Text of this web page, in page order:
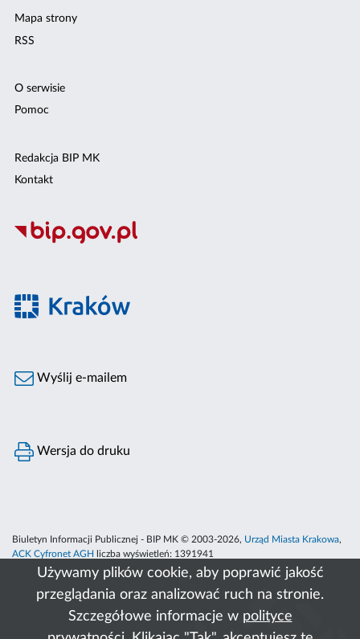
Używamy plików cookie, aby poprawić jakość
przeglądania oraz analizować ruch na stronie.
Szczegółowe informacje w polityce
Mapa strony
RSS
O serwisie
Pomoc
Redakcja BIP MK
Kontakt
Wyślij e-mailem
Wersja do druku
Biuletyn Informacji Publicznej - BIP MK © 2003-2026, Urząd Miasta Krakowa,
ACK Cyfronet AGH
liczba wyświetleń: 1391941